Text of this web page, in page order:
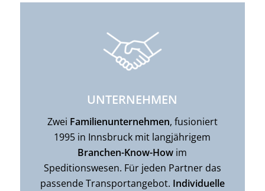
UNTERNEHMEN
Zwei Familienunternehmen, fusioniert
1995 in Innsbruck mit langjährigem
Branchen-Know-How im
Speditionswesen. Für jeden Partner das
passende Transportangebot. Individuelle